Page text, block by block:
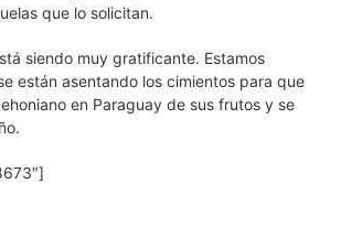
que lo solicitan.
siendo muy gratificante. Estamos
están asentando los cimientos para que
en Paraguay de sus frutos y se